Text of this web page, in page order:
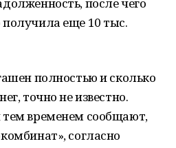
еще 10 тыс.
полностью и сколько
точно не известно.
временем сообщают,
согласно